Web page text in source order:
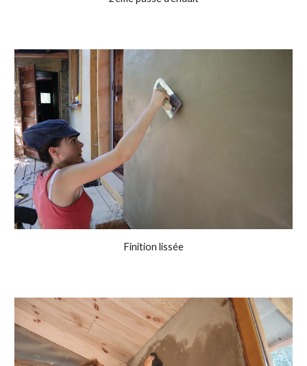
Finition lissée